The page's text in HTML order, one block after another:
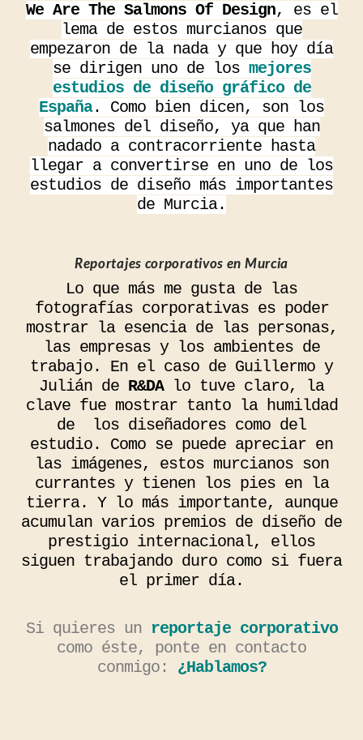
We Are The Salmons Of Design, es el
lema de estos murcianos que
empezaron de la nada y que hoy día
se dirigen uno de los mejores
estudios de diseño gráfico de
España. Como bien dicen, son los
salmones del diseño, ya que han
nadado a contracorriente hasta
llegar a convertirse en uno de los
estudios de diseño más importantes
de Murcia.
Reportajes corporativos en Murcia
Lo que más me gusta de las
fotografías corporativas es poder
mostrar la esencia de las personas,
las empresas y los ambientes de
trabajo. En el caso de Guillermo y
Julián de R&DAlo tuve claro, la
clave fue mostrar tanto la humildad
de los diseñadores como del
estudio. Como se puede apreciar en
las imágenes, estos murcianos son
currantes y tienen los pies en la
tierra. Y lo más importante, aunque
acumulan varios premios de diseño de
prestigio internacional, ellos
siguen trabajando duro como si fuera
el primer día.
Si quieres un reportaje corporativo
como éste, ponte en contacto
conmigo: ¿Hablamos?